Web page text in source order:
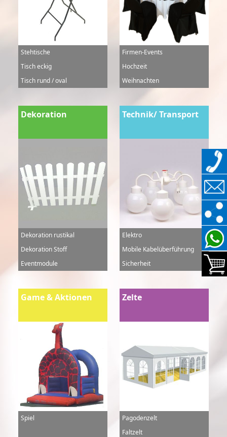
Stehtische
Tisch eckig
Tisch rund / oval
Firmen-Events
Hochzeit
Weihnachten
Dekoration
Dekoration rustikal
Dekoration Stoff
Eventmodule
Technik/ Transport
Elektro
Mobile Kabelüberführung
Sicherheit
Game & Aktionen
Spiel
Zelte
Pagodenzelt
Faltzelt